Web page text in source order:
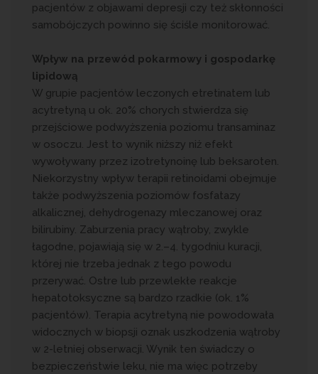
pacjentów z objawami depresji czy też skłonności
samobójczych powinno się ściśle monitorować.
Wpływ na przewód pokarmowy i gospodarkę
lipidową
W grupie pacjentów leczonych etretinatem lub
acytretyną u ok. 20% chorych stwierdza się
przejściowe podwyższenia poziomu transaminaz
w osoczu. Jest to wynik niższy niż efekt
wywoływany przez izotretynoinę lub beksaroten.
Niekorzystny wpływ terapii retinoidami obejmuje
także podwyższenia poziomów fosfatazy
alkalicznej, dehydrogenazy mleczanowej oraz
bilirubiny. Zaburzenia pracy wątroby, zwykle
łagodne, pojawiają się w 2.–4. tygodniu kuracji,
której nie trzeba jednak z tego powodu
przerywać. Ostre lub przewlekłe reakcje
hepatotoksyczne są bardzo rzadkie (ok. 1%
pacjentów). Terapia acytretyną nie powodowała
widocznych w biopsji oznak uszkodzenia wątroby
w 2-letniej obserwacji. Wynik ten świadczy o
bezpieczeństwie leku, nie ma więc potrzeby